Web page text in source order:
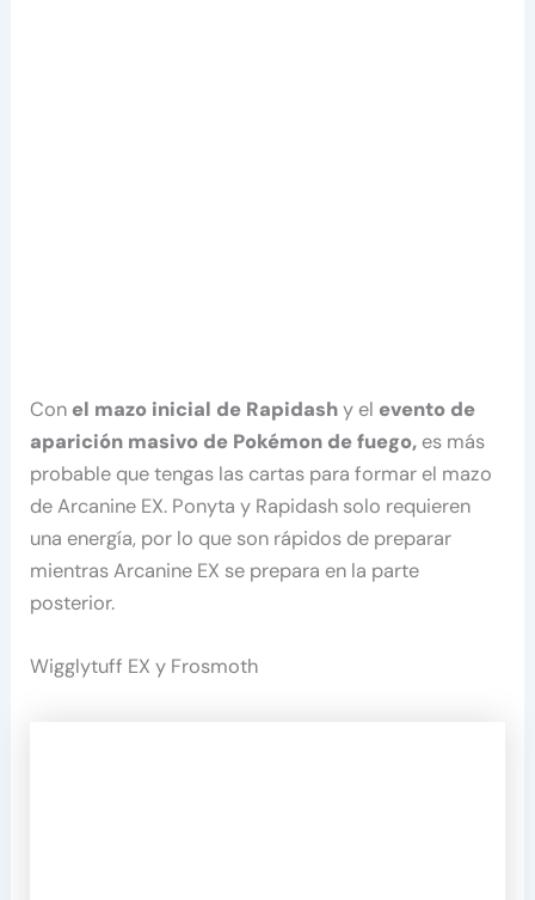
Con el mazo inicial de Rapidashy el evento de
aparición masivo de Pokémon de fuego, es más
probable que tengas las cartas para formar el mazo
de Arcanine EX. Ponyta y Rapidash solo requieren
una energía, por lo que son rápidos de preparar
mientras Arcanine EX se prepara en la parte
posterior.
Wigglytuff EX y Frosmoth